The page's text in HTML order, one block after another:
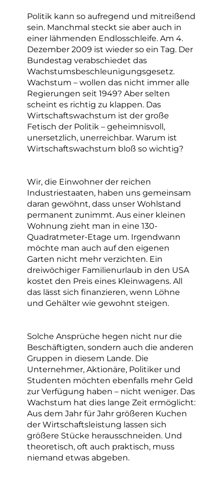
Politik kann so aufregend und mitreißend
sein. Manchmal steckt sie aber auch in
einer lähmenden Endlosschleife. Am 4.
Dezember 2009 ist wieder so ein Tag. Der
Bundestag verabschiedet das
Wachstumsbeschleunigungsgesetz.
Wachstum – wollen das nicht immer alle
Regierungen seit 1949? Aber selten
scheint es richtig zu klappen. Das
Wirtschaftswachstum ist der große
Fetisch der Politik – geheimnisvoll,
unersetzlich, unerreichbar. Warum ist
Wirtschaftswachstum bloß so wichtig?
Wir, die Einwohner der reichen
Industriestaaten, haben uns gemeinsam
daran gewöhnt, dass unser Wohlstand
permanent zunimmt. Aus einer kleinen
Wohnung zieht man in eine 130-
Quadratmeter-Etage um. Irgendwann
möchte man auch auf den eigenen
Garten nicht mehr verzichten. Ein
dreiwöchiger Familienurlaub in den USA
kostet den Preis eines Kleinwagens. All
das lässt sich finanzieren, wenn Löhne
und Gehälter wie gewohnt steigen.
Solche Ansprüche hegen nicht nur die
Beschäftigten, sondern auch die anderen
Gruppen in diesem Lande. Die
Unternehmer, Aktionäre, Politiker und
Studenten möchten ebenfalls mehr Geld
zur Verfügung haben – nicht weniger. Das
Wachstum hat dies lange Zeit ermöglicht:
Aus dem Jahr für Jahr größeren Kuchen
der Wirtschaftsleistung lassen sich
größere Stücke herausschneiden. Und
theoretisch, oft auch praktisch, muss
niemand etwas abgeben.